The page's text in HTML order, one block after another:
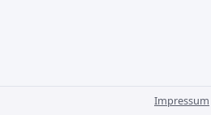
Impressum